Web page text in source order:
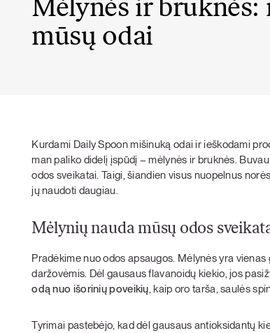
Mėlynės ir bruknės:
mūsų odai
Kurdami Daily Spoon mišinuką odai ir ieškodami
man paliko didelį įspūdį – mėlynės ir bruknės.
odos sveikatai. Taigi, šiandien visus nuopelnus
jų naudoti daugiau.
Mėlynių nauda mūsų odos
Pradėkime nuo odos apsaugos. Mėlynės yra vienas
daržovėmis. Dėl gausaus flavanoidų kiekio, jos
odą nuo išorinių poveikių, kaip oro tarša, saulės
Tyrimai pastebėjo, kad dėl gausaus antioksidantų